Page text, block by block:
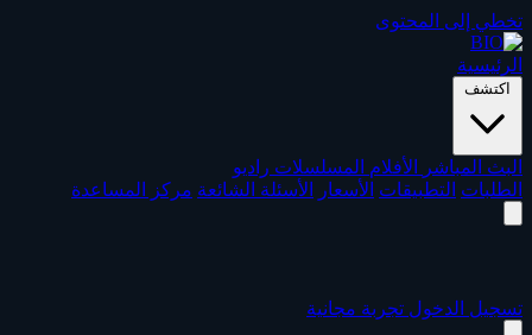
تخطي إلى المحتوى
الرئيسية
اكتشف
البث المباشر الأفلام المسلسلات راديو
الطلبات التطبيقات الأسعار الأسئلة الشائعة مركز المساعدة
تسجيل الدخول تجربة مجانية